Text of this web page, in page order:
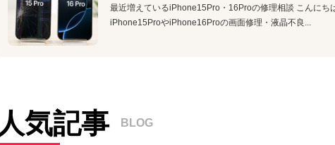
最近増えているiPhone15Pro・16Proの修理相談 こんにち
iPhone15ProやiPhone16Proの画面修理・液晶不良...
人気記事 BLOG